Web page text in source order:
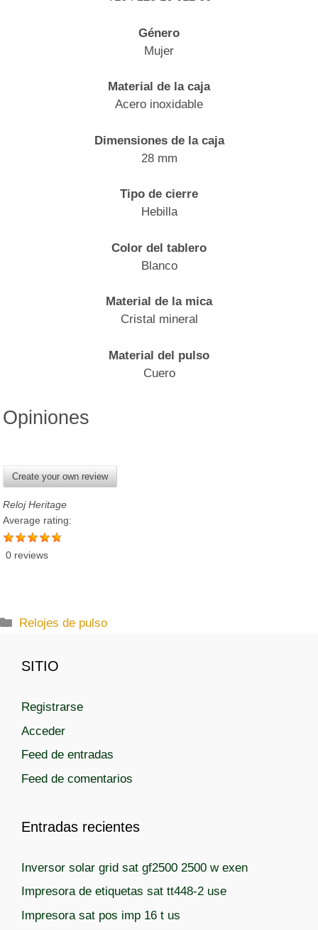
Género
Mujer
Material de la caja
Acero inoxidable
Dimensiones de la caja
28 mm
Tipo de cierre
Hebilla
Color del tablero
Blanco
Material de la mica
Cristal mineral
Material del pulso
Cuero
Opiniones
Create your own review
Reloj Heritage
Average rating:
0 reviews
C
e
o
r
s
Relojes de pulso
SITIO
Registrarse
Acceder
Feed de entradas
Feed de comentarios
Entradas recientes
Inversor solar grid sat gf2500 2500 w exen
Impresora de etiquetas sat tt448-2 use
Impresora sat pos imp 16 t us